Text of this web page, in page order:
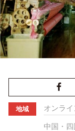
地域 オンライ
中国・四